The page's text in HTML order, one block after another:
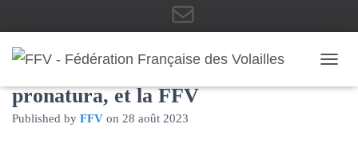
E
-
Rencontre avec le laboratoire CEVA,
pronatura, et la FFV
Published by FFV on 28 août 2023